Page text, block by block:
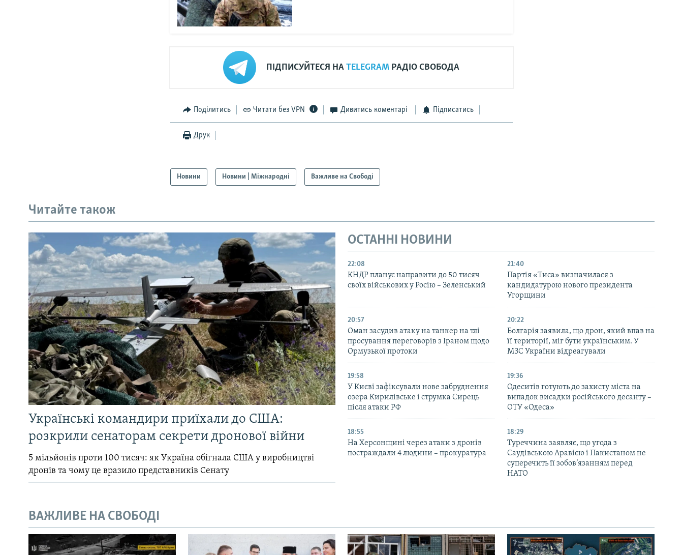
ПІДПИСУЙТЕСЯ НАTELEGRAM РАДІО СВОБОДА
Поділитись Читати без VPN Дивитись коментарі Підписатись
Друк
Новини Новини | Міжнародні Важливе на Свободі
Читайте також
Українські командири приїхали до США:
розкрили сенаторам секрети дронової війни
5 мільйонів проти 100 тисяч: як Україна обігнала США у виробництві
дронів та чому це вразило представників Сенату
ОСТАННІ НОВИНИ
22:08
КНДР планує направити до 50 тисяч
своїх військових у Росію – Зеленський
21:40
Партія «Тиса» визначилася з
кандидатурою нового президента
Угорщини
20:57
Оман засудив атаку на танкер на тлі
просування переговорів з Іраном щодо
Ормузької протоки
20:22
Болгарія заявила, що дрон, який впав на
її території, міг бути українським. У
МЗС України відреагували
19:58
У Києві зафіксували нове забруднення
озера Кирилівське і струмка Сирець
після атаки РФ
19:36
Одеситів готують до захисту міста на
випадок висадки російського десанту –
ОТУ «Одеса»
18:55
На Херсонщині через атаки з дронів
постраждали 4 людини – прокуратура
18:29
Туреччина заявляє, що угода з
Саудівською Аравією і Пакистаном не
суперечить її зобов’язанням перед
НАТО
ВАЖЛИВЕ НА СВОБОДІ